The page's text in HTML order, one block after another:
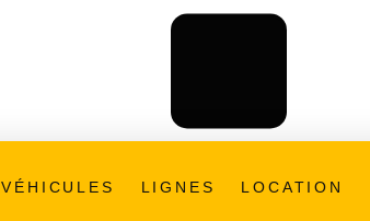
VÉHICULES LIGNES LOCATION